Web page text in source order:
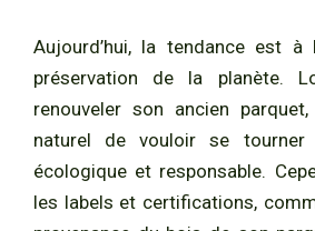
Aujourd’hui, la tendance est à
préservation de la planète.
renouveler son ancien
naturel de vouloir se tourner
écologique et responsable.
les labels et certifications,